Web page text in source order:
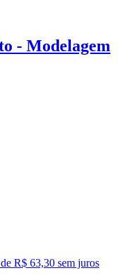
- Modelagem
R$ 63,30 sem juros